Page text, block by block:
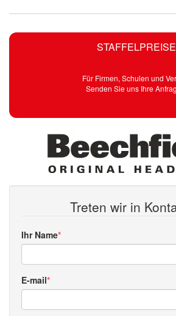
STAFFELPREISE
Für Firmen, Schulen und
Senden Sie uns Ihre
Treten wir in
Ihr Name
E-mail